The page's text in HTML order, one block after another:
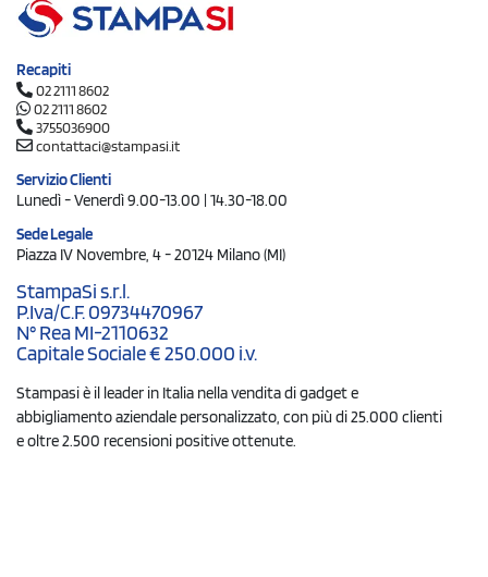
Recapiti
02 2111 8602
02 2111 8602
3755036900
contattaci@stampasi.it
Servizio Clienti
Lunedì - Venerdì 9.00-13.00 | 14.30-18.00
Sede Legale
Piazza IV Novembre, 4 - 20124 Milano (MI)
StampaSi s.r.l.
P.Iva/C.F. 09734470967
N° Rea MI-2110632
Capitale Sociale € 250.000 i.v.
Stampasi è il leader in Italia nella vendita di gadget e
abbigliamento aziendale personalizzato, con più di 25.000 clienti
e oltre 2.500 recensioni positive ottenute.